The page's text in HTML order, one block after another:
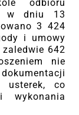
odbioru
w dniu 13
3 424
i umowy
zaledwie 642
nie
usterek, co
wykonania